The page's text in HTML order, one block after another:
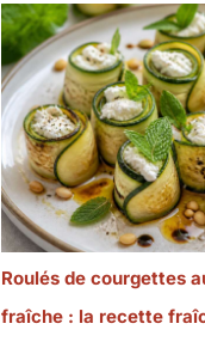
Roulés de courgettes
fraîche : la recette